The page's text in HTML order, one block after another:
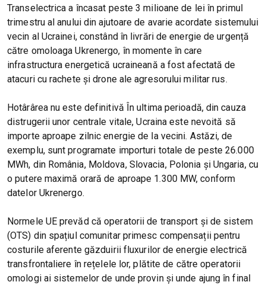
Transelectrica a încasat peste 3 milioane de lei în primul
trimestru al anului din ajutoare de avarie acordate sistemului
vecin al Ucrainei, constând în livrări de energie de urgență
către omoloaga Ukrenergo, în momente în care
infrastructura energetică ucraineană a fost afectată de
atacuri cu rachete și drone ale agresorului militar rus.
Hotârârea nu este definitivă În ultima perioadă, din cauza
distrugerii unor centrale vitale, Ucraina este nevoită să
importe aproape zilnic energie de la vecini. Astăzi, de
exemplu, sunt programate importuri totale de peste 26.000
MWh, din România, Moldova, Slovacia, Polonia și Ungaria, cu
o putere maximă orară de aproape 1.300 MW, conform
datelor Ukrenergo.
Normele UE prevăd că operatorii de transport și de sistem
(OTS) din spațiul comunitar primesc compensații pentru
costurile aferente găzduirii fluxurilor de energie electrică
transfrontaliere în rețelele lor, plătite de către operatorii
omologi ai sistemelor de unde provin și unde ajung în final